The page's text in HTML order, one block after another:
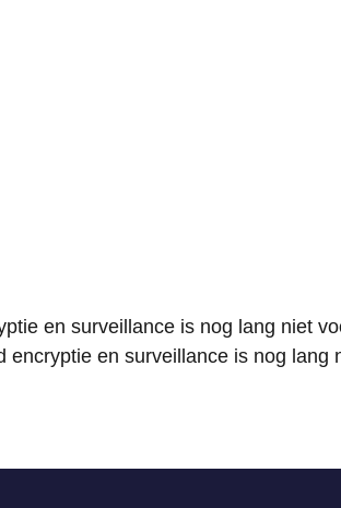
en surveillance is nog lang niet
en surveillance is nog lang